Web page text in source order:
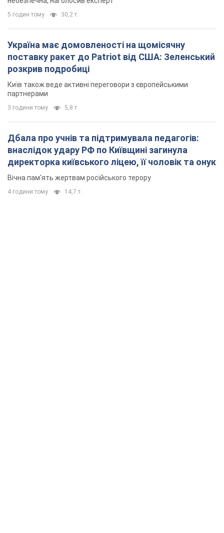
5 годин тому 30,2 т.
Україна має домовленості на щомісячну
поставку ракет до Patriot від США: Зеленський
розкрив подробиці
Київ також веде активні переговори з європейськими
партнерами
3 години тому 5,8 т.
Дбала про учнів та підтримувала педагогів:
внаслідок удару РФ по Київщині загинула
директорка київського ліцею, її чоловік та онук
Вічна пам'ять жертвам російського терору
4 години тому 14,7 т.